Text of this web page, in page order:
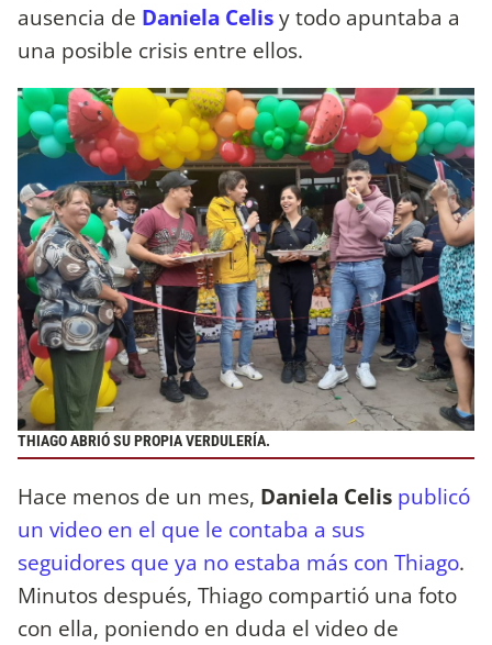
ausencia de Daniela Celisy todo apuntaba a
una posible crisis entre ellos.
THIAGO ABRIÓ SU PROPIA VERDULERÍA.
Hace menos de un mes, Daniela Celis publicó
un video en el que le contaba a sus
seguidores que ya no estaba más con Thiago.
Minutos después, Thiago compartió una foto
con ella, poniendo en duda el video de